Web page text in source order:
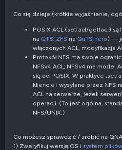
Co się dzieje (krótkie wyjaśnienie,
POSIX ACL (setfacl/getfacl) są
na QTS ZFS na QuTS hero) —
włączonych ACL, modyfikacja
Protokół NFS ma swoje
NFSv4 ACL; NFSv4 ma model
się od POSIX. W praktyce
kliencie i wysyłane przez NFS
ACL na serwerze, jeżeli
operacji. (To jest ogólna,
NFS/UNIX.)
Co możesz sprawdzić / zrobić na
1) Zweryfikuj wersję OS i system